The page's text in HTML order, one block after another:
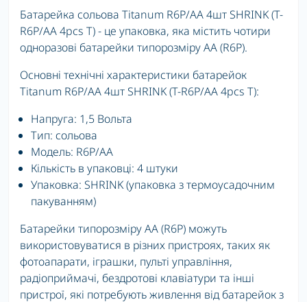
Батарейка сольова Titanum R6P/AA 4шт SHRINK (T-
R6P/AA 4pcs T) - це упаковка, яка містить чотири
одноразові батарейки типорозміру AA (R6P).
Основні технічні характеристики батарейок
Titanum R6P/AA 4шт SHRINK (T-R6P/AA 4pcs T):
Напруга: 1,5 Вольта
Тип: сольова
Модель: R6P/AA
Кількість в упаковці: 4 штуки
Упаковка: SHRINK (упаковка з термоусадочним
пакуванням)
Батарейки типорозміру AA (R6P) можуть
використовуватися в різних пристроях, таких як
фотоапарати, іграшки, пульті управління,
радіоприймачі, бездротові клавіатури та інші
пристрої, які потребують живлення від батарейок з